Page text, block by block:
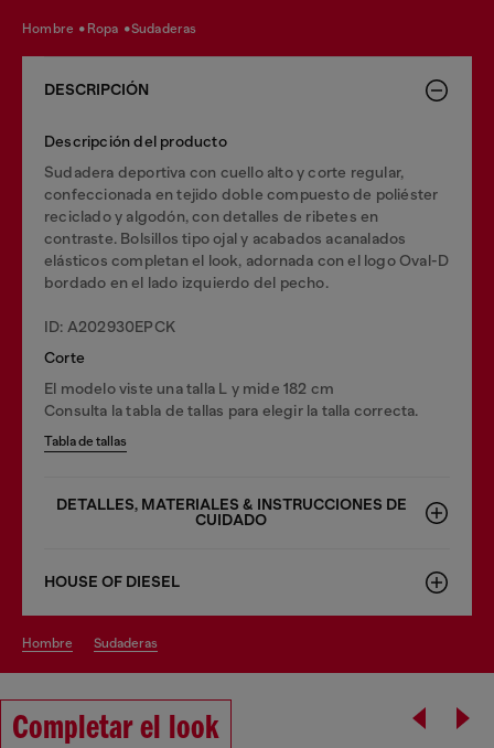
hombre ropa sudaderas
DESCRIPCIÓN
Descripción del producto
Sudadera deportiva con cuello alto y corte regular,
confeccionada en tejido doble compuesto de poliéster
reciclado y algodón, con detalles de ribetes en
contraste. Bolsillos tipo ojal y acabados acanalados
elásticos completan el look, adornada con el logo Oval-D
bordado en el lado izquierdo del pecho.
ID: A202930EPCK
Corte
El modelo viste una talla L y mide 182 cm
Consulta la tabla de tallas para elegir la talla correcta.
Tabla de tallas
DETALLES, MATERIALES & INSTRUCCIONES DE
CUIDADO
HOUSE OF DIESEL
hombre sudaderas
Completar el look